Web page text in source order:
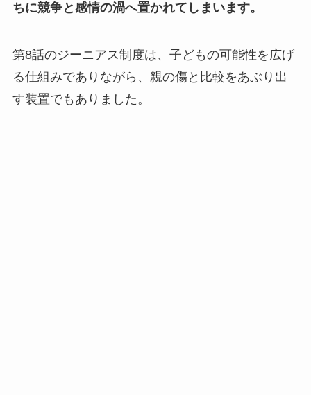
ちに競争と感情の渦へ置かれてしまいます。
第8話のジーニアス制度は、子どもの可能性を広げ
る仕組みでありながら、親の傷と比較をあぶり出
す装置でもありました。